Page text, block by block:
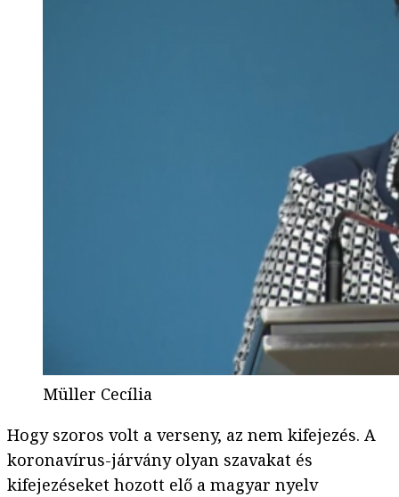
Müller Cecília
Hogy szoros volt a verseny, az nem kifejezés. A
koronavírus-járvány olyan szavakat és
kifejezéseket hozott elő a magyar nyelv